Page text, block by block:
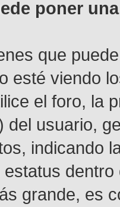
poner
que
esté viendo
el foro, la
del usuario,
indicando
grande, es